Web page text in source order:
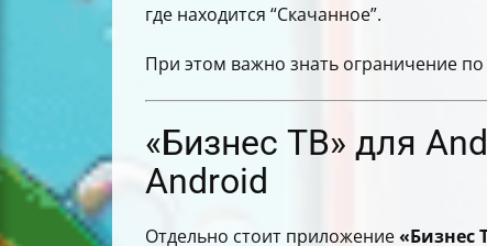
где находится “Скачанное”.
При этом важно знать ограничение
«Бизнес ТВ» для
Android
Отдельно стоит приложение«Бизнес